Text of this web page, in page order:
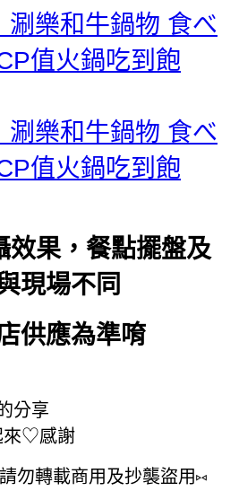
效果，餐點擺盤及
現場不同
供應為準唷
分享
來♡感謝
勿轉載商用及抄襲盜用⑅